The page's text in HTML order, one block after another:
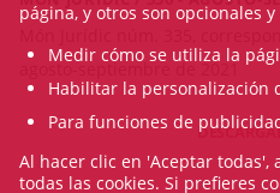
página, y otros son opcionales
Medir cómo se utiliza la
Habilitar la personalización
Para funciones de
Al hacer clic en 'Aceptar todas',
todas las cookies. Si prefieres